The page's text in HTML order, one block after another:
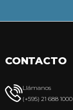
CONTACTO
Llámanos
(+595) 21 688 1000